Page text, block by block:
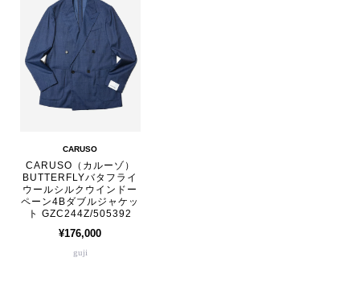
CARUSO
CARUSO（カルーゾ）
BUTTERFLYバタフライ
ウールシルクウインドー
ペーン4Bダブルジャケッ
ト GZC244Z/505392
¥176,000
guji